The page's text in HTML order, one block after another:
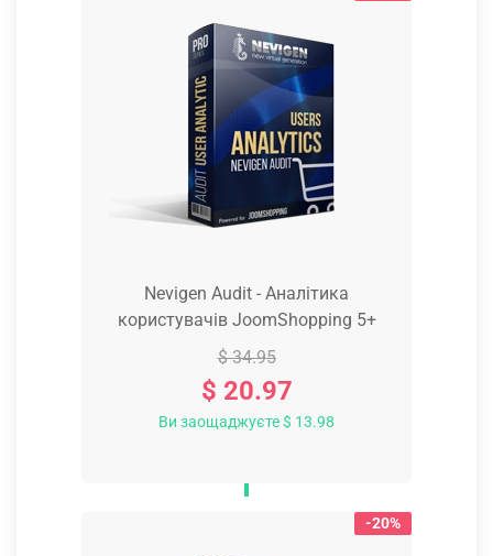
Nevigen Audit - Аналітика
користувачів JoomShopping 5+
$ 34.95
$ 20.97
Ви заощаджуєте $ 13.98
-20%